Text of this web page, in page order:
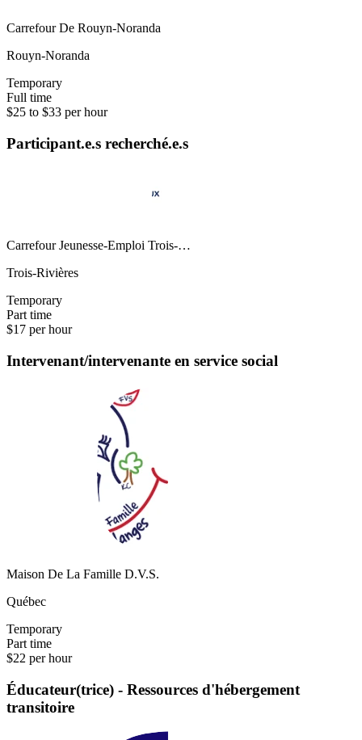
Carrefour De Rouyn-Noranda
Rouyn-Noranda
Temporary
Full time
$25 to $33 per hour
Participant.e.s recherché.e.s
Carrefour Jeunesse-Emploi Trois-…
Trois-Rivières
Temporary
Part time
$17 per hour
Intervenant/intervenante en service social
Maison De La Famille D.V.S.
Québec
Temporary
Part time
$22 per hour
Éducateur(trice) - Ressources d'hébergement
transitoire